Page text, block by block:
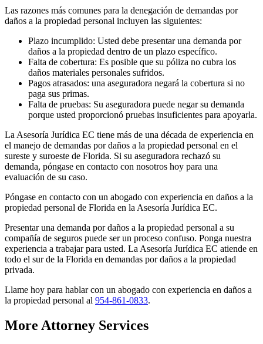
Las razones más comunes para la denegación de demandas por
daños a la propiedad personal incluyen las siguientes:
Plazo incumplido: Usted debe presentar una demanda por
daños a la propiedad dentro de un plazo específico.
Falta de cobertura: Es posible que su póliza no cubra los
daños materiales personales sufridos.
Pagos atrasados: una aseguradora negará la cobertura si no
paga sus primas.
Falta de pruebas: Su aseguradora puede negar su demanda
porque usted proporcionó pruebas insuficientes para apoyarla.
La Asesoría Jurídica EC tiene más de una década de experiencia en
el manejo de demandas por daños a la propiedad personal en el
sureste y suroeste de Florida. Si su aseguradora rechazó su
demanda, póngase en contacto con nosotros hoy para una
evaluación de su caso.
Póngase en contacto con un abogado con experiencia en daños a la
propiedad personal de Florida en la Asesoría Jurídica EC.
Presentar una demanda por daños a la propiedad personal a su
compañía de seguros puede ser un proceso confuso. Ponga nuestra
experiencia a trabajar para usted. La Asesoría Jurídica EC atiende en
todo el sur de la Florida en demandas por daños a la propiedad
privada.
Llame hoy para hablar con un abogado con experiencia en daños a
la propiedad personal al 954-861-0833.
More Attorney Services